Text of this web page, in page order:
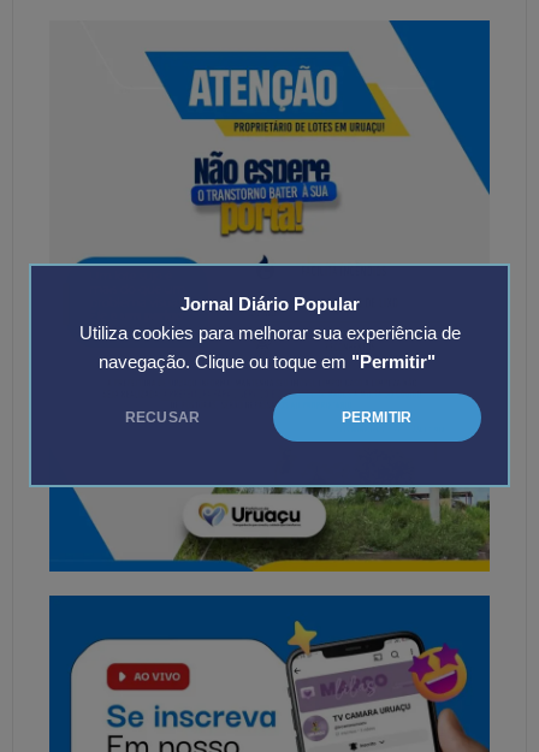
Jornal Diário Popular
Utiliza cookies para melhorar sua experiência de
navegação. Clique ou toque em "Permitir"
RECUSAR PERMITIR